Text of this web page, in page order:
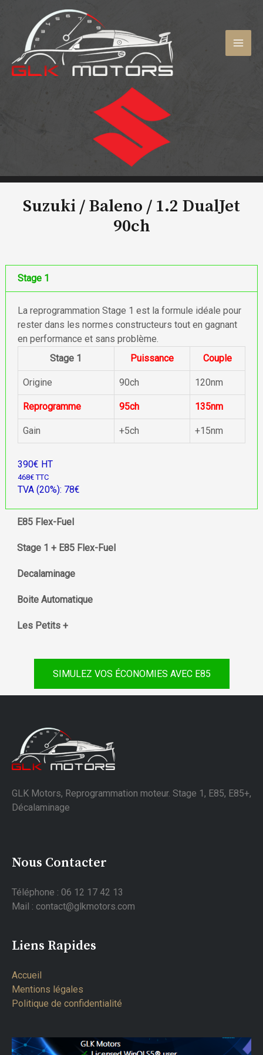
contenu
Suzuki / Baleno / 1.2 DualJet
90ch
Stage 1
La reprogrammation Stage 1 est la formule idéale pour
rester dans les normes constructeurs tout en gagnant
en performance et sans problème.
Stage 1
Puissance Couple
Origine 90ch 120nm
Reprogramme 95ch 135nm
Gain +5ch +15nm
390€ HT
468€ TTC
TVA (20%): 78€
E85 Flex-Fuel
Stage 1 + E85 Flex-Fuel
Decalaminage
Boite Automatique
Les Petits +
SIMULEZ VOS ÉCONOMIES AVEC E85
GLK Motors, Reprogrammation moteur. Stage 1, E85, E85+,
Décalaminage
Nous Contacter
Téléphone : 06 12 17 42 13
Mail : contact@glkmotors.com
Liens Rapides
Accueil
Mentions légales
Politique de confidentialité